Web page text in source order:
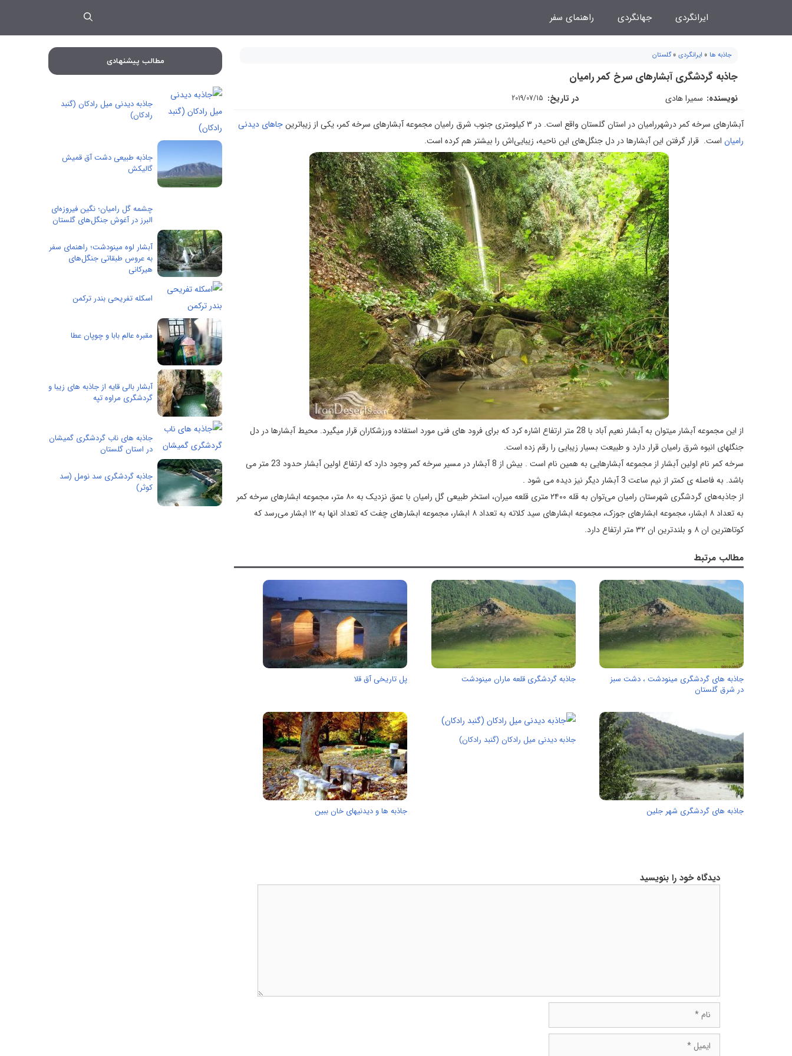
ایرانگردی جهانگردی راهنمای سفر
جاذبه ها » ایرانگردی »گلستان
جاذبه گردشگری آبشارهای سرخ کمر رامیان
نویسنده: سمیرا هادی در تاریخ: 2019/07/15
آبشارهای سرخه کمر درشهررامیان در استان گلستان واقع است. در ۳ کیلومتری جنوب شرق رامیان مجموعه آبشارهای سرخه کمر، یکی از زیباترین
جاهای دیدنی
رامیان است. قرار گرفتن این آبشارها در دل جنگل‌های این ناحیه، زیبایی‌اش را بیشتر هم کرده است.
از این مجموعه آبشار میتوان به آبشار نعیم آباد با 28 متر ارتفاع اشاره کرد که برای فرود های فنی مورد استفاده ورزشکاران قرار میگیرد. محیط آبشارها در دل
جنگلهای انبوه شرق رامیان قرار دارد و طبیعت بسیار زیبایی را رقم زده است.
سرخه کمر نام اولین آبشار از مجموعه آبشارهایی به همین نام است . بیش از 8 آبشار در مسیر سرخه کمر وجود دارد که ارتفاع اولین آبشار حدود 23 متر می
باشد. به فاصله ی کمتر از نیم ساعت 3 آبشار دیگر نیز دیده می شود .
از جاذبه‌های گردشگری شهرستان رامیان می‌توان به قله ۲۴۰۰ متری قلعه میران، استخر طبیعی گل رامیان با عمق نزدیک به ۸۰ متر، مجموعه ابشارهای سرخه کمر
به تعداد ۸ ابشار، مجموعه ابشارهای جوزک، مجموعه ابشارهای سید کلاته به تعداد ۸ ابشار، مجموعه ابشارهای چفت که تعداد انها به ۱۲ ابشار می‌رسد که
کوتاهترین ان ۸ و بلندترین ان ۳۲ متر ارتفاع دارد.
مطالب مرتبط
جاذبه های گردشگری مینودشت ، دشت سبز
در شرق گلستان
جاذبه گردشگری قلعه ماران مینودشت پل تاریخی آق قلا
جاذبه های گردشگری شهر جلین
جاذبه دیدنی میل رادکان (گنبد رادکان)
جاذبه ها و دیدنیهای خان ببین
دیدگاه خود را بنویسید
ایمیل
مطالب پیشنهادی
جاذبه دیدنی میل رادکان (گنبد
رادکان)
جاذبه طبیعی دشت آق قمیش
گالیکش
چشمه گل رامیان؛ نگین فیروزه‌ای
البرز در آغوش جنگل‌های گلستان
آبشار لوه مینودشت؛ راهنمای سفر
به عروس طبقاتی جنگل‌های
هیرکانی
اسکله تفریحی بندر ترکمن
مقبره عالم بابا و چوپان عطا
آبشار بالی قایه از جاذبه های زیبا و
گردشگری مراوه تپه
جاذبه های ناب گردشگری گمیشان
در استان گلستان
جاذبه گردشگری سد نومل (سد
کوثر)